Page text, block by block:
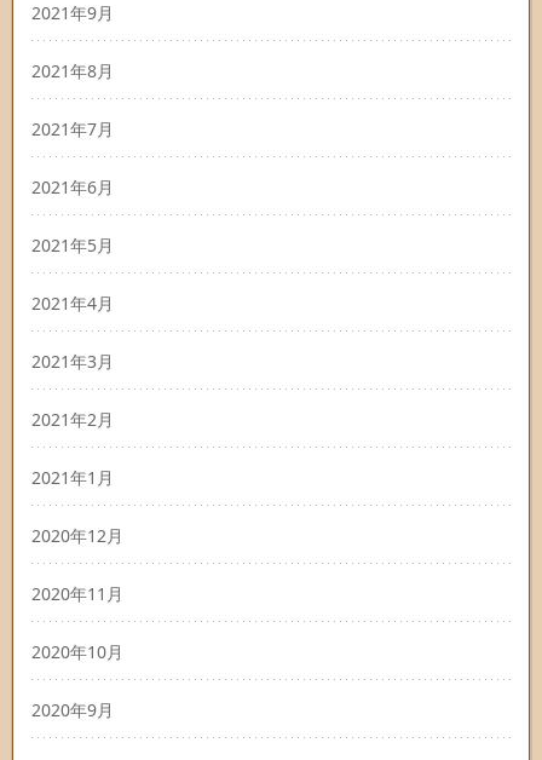
2021年9月
2021年8月
2021年7月
2021年6月
2021年5月
2021年4月
2021年3月
2021年2月
2021年1月
2020年12月
2020年11月
2020年10月
2020年9月